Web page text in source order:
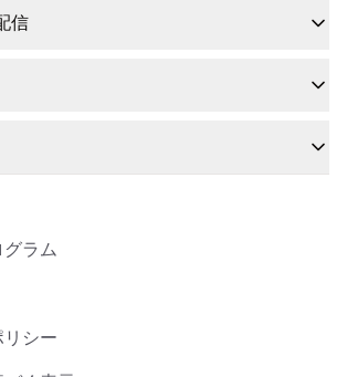
信
ラム
リシー